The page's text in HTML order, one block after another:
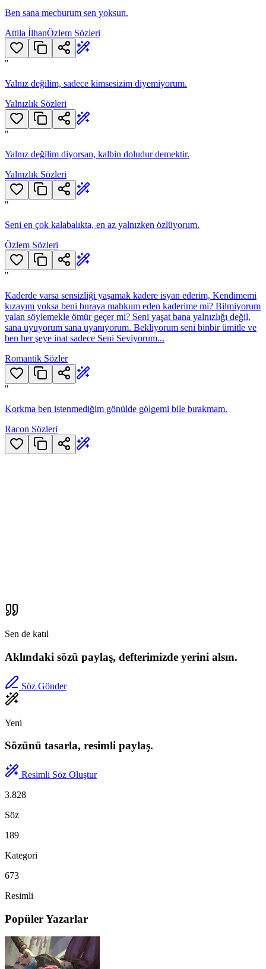
Ben sana mecburum sen yoksun.
Attila İlhanÖzlem Sözleri
"
Yalnız değilim, sadece kimsesizim diyemiyorum.
Yalnızlık Sözleri
"
Yalnız değilim diyorsan, kalbin doludur demektir.
Yalnızlık Sözleri
"
Seni en çok kalabalıkta, en az yalnızken özlüyorum.
Özlem Sözleri
"
Kaderde varsa sensizliği yaşamak kadere isyan ederim, Kendimemi
kızayım yoksa beni buraya mahkum eden kaderime mi? Bilmiyorum
yalan söylemekle ömür geçer mi? Seni yaşat bana yalnızlığı değil,
sana uyuyorum sana uyanıyorum. Bekliyorum seni binbir ümitle ve
ben her şeye inat sadece Seni Seviyorum...
Romantik Sözler
"
Korkma ben istenmediğim gönülde gölgemi bile bırakmam.
Racon Sözleri
Sen de katıl
Aklındaki sözü paylaş, defterimizde yerini alsın.
Söz Gönder
Yeni
Sözünü tasarla, resimli paylaş.
Resimli Söz Oluştur
3.828
Söz
189
Kategori
673
Resimli
Popüler Yazarlar